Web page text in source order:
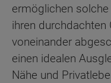
ermöglichen
ihren durchdachten
voneinander
einen idealen
Nähe und